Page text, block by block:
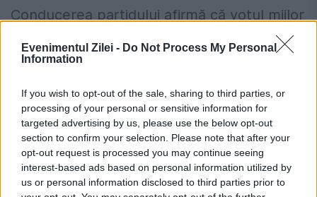
Evenimentul Zilei - Do Not Process My Personal
Information
If you wish to opt-out of the sale, sharing to third parties, or
processing of your personal or sensitive information for
targeted advertising by us, please use the below opt-out
section to confirm your selection. Please note that after your
opt-out request is processed you may continue seeing
interest-based ads based on personal information utilized by
us or personal information disclosed to third parties prior to
Conducerea partidului afirmă că votul miilor
de delegați nu poate fi anulat de o
minoritate nemulțumită.
„Voință politică a PNL, exprimată
democratic de membrii partidului, nu poate
fi înlocuită prin acțiunile unei minorități și
nici刷 anulată prin interpretări neunitare și